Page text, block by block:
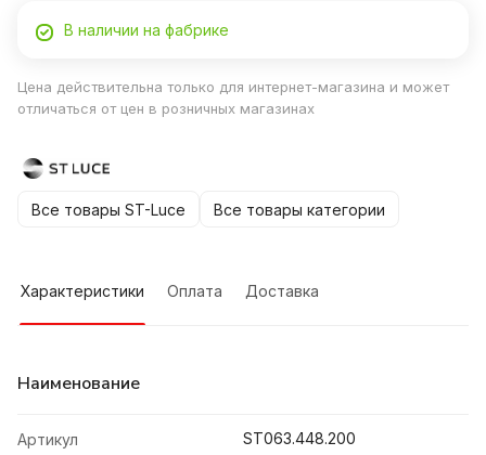
В наличии на фабрике
Цена действительна только для интернет-магазина и может
отличаться от цен в розничных магазинах
Все товары ST-Luce Все товары категории
Характеристики Оплата Доставка
Наименование
Артикул ST063.448.200